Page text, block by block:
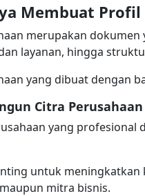
Membuat Profil
merupakan
layanan, hingga
yang dibuat dengan
Citra Perusahaan
yang profesional
untuk meningkatkan
mitra bisnis.